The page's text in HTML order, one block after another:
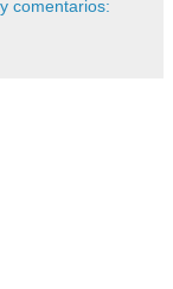
comentarios: